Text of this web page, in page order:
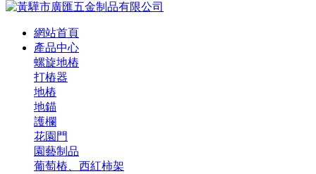
網站首頁
產品中心
螺旋地樁
打樁器
地樁
地錨
護欄
花園門
園藝制品
葡萄樁、西紅柿架